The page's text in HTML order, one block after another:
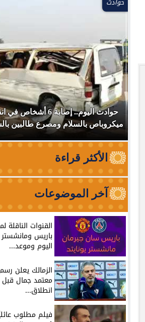
حوادث
حوادث اليوم.. إصابة 6 أشخاص
ميكروباص بالسلام ومصرع طالبين
الأكثر قراءة
آخر الموضوعات
القنوات الناقلة
باريس ومانشستر
اليوم وموعد...
الزمالك يعلن
معتمد جمال قبل
انطلاق...
فيلم مطلوب